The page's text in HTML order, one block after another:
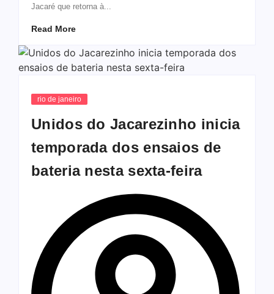
Jacaré que retorna à...
Read More
rio de janeiro
Unidos do Jacarezinho inicia
temporada dos ensaios de
bateria nesta sexta-feira